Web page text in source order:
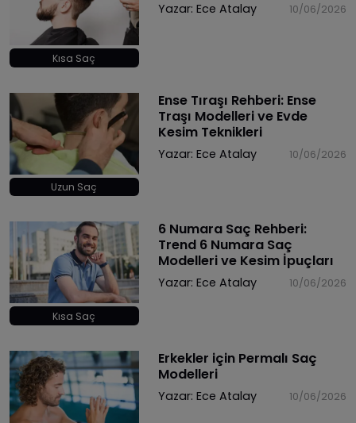
Kısa Saç
Yazar: Ece Atalay 10/06/2026
Uzun Saç
Ense Tıraşı Rehberi: Ense
Traşı Modelleri ve Evde
Kesim Teknikleri
Yazar: Ece Atalay 10/06/2026
Kısa Saç
6 Numara Saç Rehberi:
Trend 6 Numara Saç
Modelleri ve Kesim İpuçları
Yazar: Ece Atalay 10/06/2026
Erkekler için Permalı Saç
Modelleri
Yazar: Ece Atalay 10/06/2026